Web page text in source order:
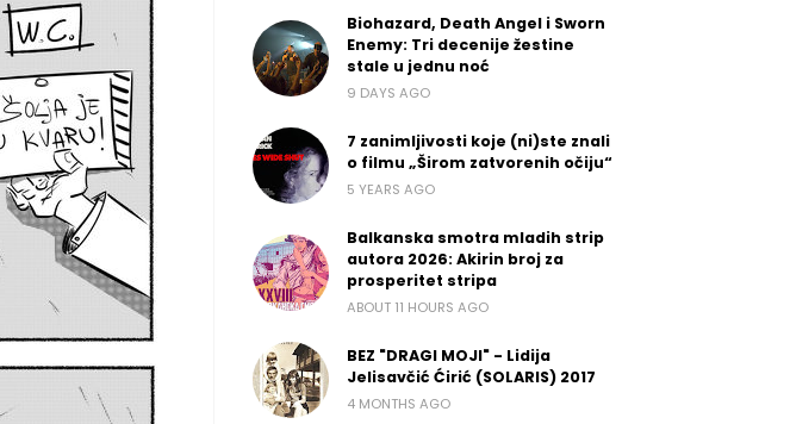
Biohazard, Death Angel i Sworn
Enemy: Tri decenije žestine
stale u jednu noć
9 DAYS AGO
7 zanimljivosti koje (ni)ste znali
o filmu „Širom zatvorenih očiju“
5 YEARS AGO
Balkanska smotra mladih strip
autora 2026: Akirin broj za
prosperitet stripa
ABOUT 11 HOURS AGO
BEZ "DRAGI MOJI" - Lidija
Jelisavčić Ćirić (SOLARIS) 2017
4 MONTHS AGO